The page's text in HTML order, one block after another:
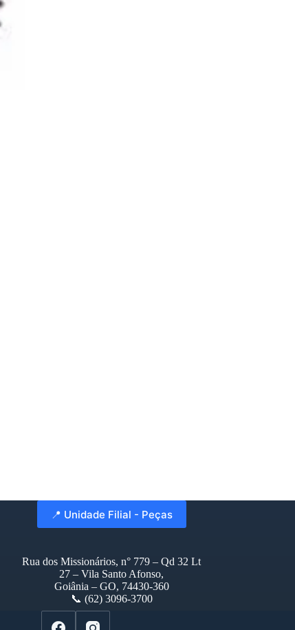
📍 Unidade Filial - Peças
Rua dos Missionários, n° 779 – Qd 32 Lt
27 – Vila Santo Afonso,
Goiânia – GO, 74430-360
📞 (62) 3096-3700